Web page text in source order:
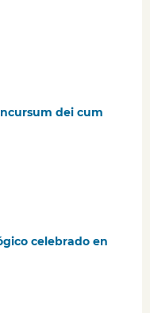
dei cum
celebrado en